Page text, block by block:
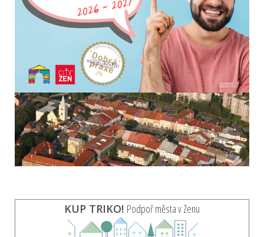
KUP TRIKO! Podpoř města v Zenu